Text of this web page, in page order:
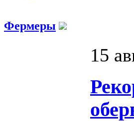
Фермеры
15